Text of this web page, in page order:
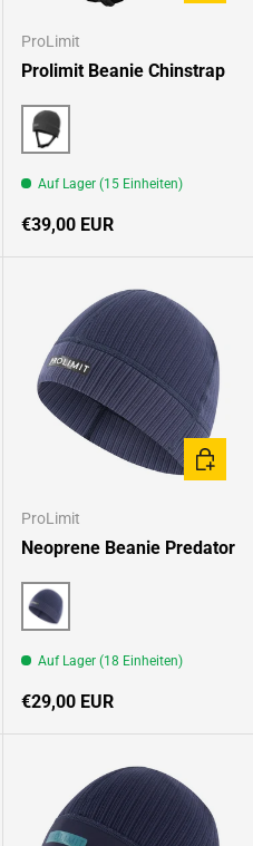
ProLimit
Prolimit Beanie Chinstrap
Auf Lager (15 Einheiten)
Normaler Preis
€39,00 EUR
AUSWÄHLEN
ProLimit
Neoprene Beanie Predator
Auf Lager (18 Einheiten)
Normaler Preis
€29,00 EUR